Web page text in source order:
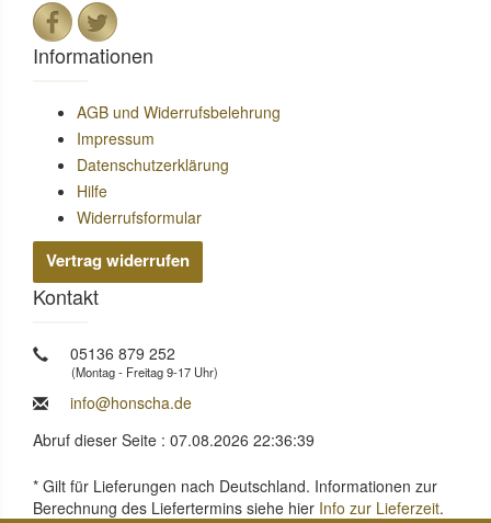
Informationen
AGB und Widerrufsbelehrung
Impressum
Datenschutzerklärung
Hilfe
Widerrufsformular
Vertrag widerrufen
Kontakt
05136 879 252
(Montag - Freitag 9-17 Uhr)
info@honscha.de
Abruf dieser Seite : 07.08.2026 22:36:39
* Gilt für Lieferungen nach Deutschland. Informationen zur
Berechnung des Liefertermins siehe hier Info zur Lieferzeit.